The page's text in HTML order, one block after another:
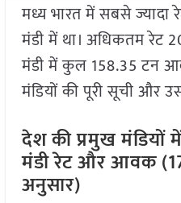
मध्य भारत में सबसे ज्यादा
मंडी में था। अधिकतम रेट
मंडी में कुल 158.35 टन
मंडियों की पूरी सूची और
देश की प्रमुख मंडियों
मंडी रेट और आवक
अनुसार)